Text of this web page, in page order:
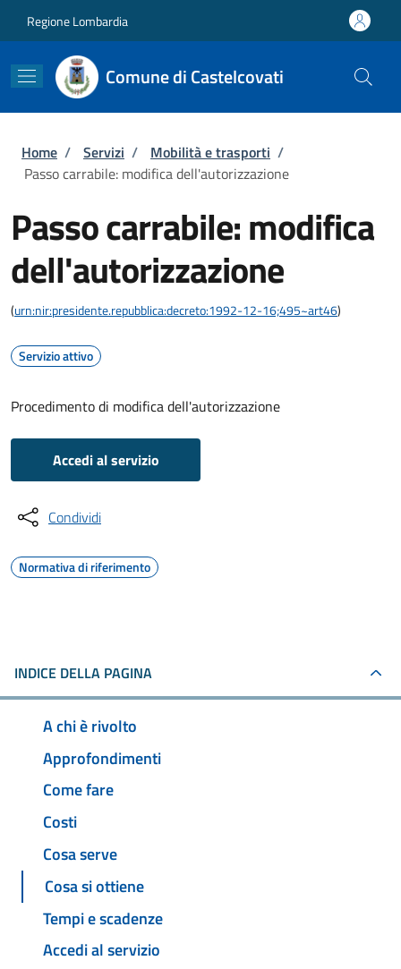
Regione Lombardia
Comune di Castelcovati
Briciole di pane
Home / Servizi / Mobilità e trasporti /
Passo carrabile: modifica dell'autorizzazione
Passo carrabile: modifica
dell'autorizzazione
(urn:nir:presidente.repubblica:decreto:1992-12-16;495~art46)
Servizio attivo
Procedimento di modifica dell'autorizzazione
Accedi al servizio
Condividi
Normativa di riferimento
INDICE DELLA PAGINA
A chi è rivolto
Approfondimenti
Come fare
Costi
Cosa serve
Cosa si ottiene
Tempi e scadenze
Accedi al servizio